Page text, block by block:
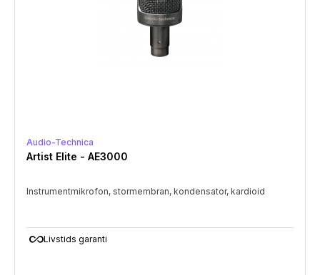
Audio-Technica
Artist Elite - AE3000
Instrumentmikrofon, stormembran, kondensator, kardioid
all_inclusiveLivstids garanti